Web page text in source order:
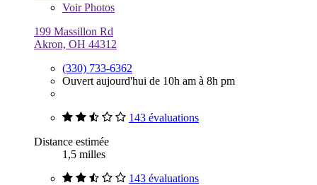
VoirPhotos
199 Massillon Rd
Akron, OH 44312
(330) 733-6362
Ouvert aujourd'hui de 10h am à 8h pm
143 évaluations
Distance estimée
1,5 milles
143 évaluations